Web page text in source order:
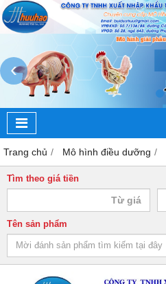
‹
Trang chủ Mô hình điều dưỡng
Tìm theo giá tiền
Tên sản phẩm